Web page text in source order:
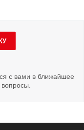
с вами в ближайшее